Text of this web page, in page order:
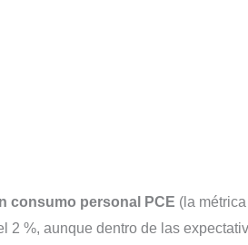
consumo personal PCE (la
2 %, aunque dentro de las